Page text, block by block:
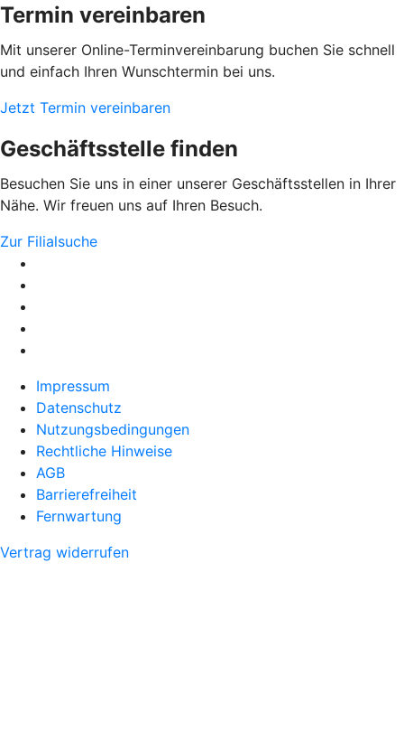
Termin vereinbaren
Mit unserer Online-Terminvereinbarung buchen Sie schnell
und einfach Ihren Wunschtermin bei uns.
Jetzt Termin vereinbaren
Geschäftsstelle finden
Besuchen Sie uns in einer unserer Geschäftsstellen in Ihrer
Nähe. Wir freuen uns auf Ihren Besuch.
Zur Filialsuche
Impressum
Datenschutz
Nutzungsbedingungen
Rechtliche Hinweise
AGB
Barrierefreiheit
Fernwartung
Vertrag widerrufen